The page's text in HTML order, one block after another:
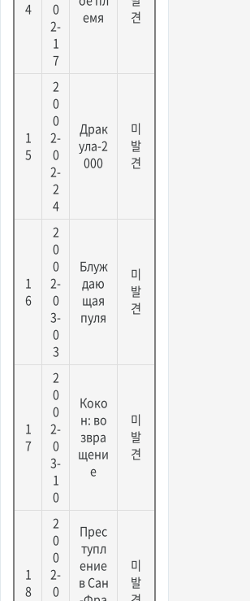
4
0
2-
1
7
емя
견
1
5
2
0
0
2-
0
2-
2
4
Драк
ула-2
000
미
발
견
1
6
2
0
0
2-
0
3-
0
3
Блуж
даю
щая
пуля
미
발
견
1
7
2
0
0
2-
0
3-
1
0
Коко
н: во
звра
щени
е
미
발
견
1
8
2
0
0
2-
0
Прес
тупл
ение
в Сан
미
발